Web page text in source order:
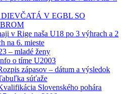
V EGBL SO
v Rige naša U18 po 3 výhrach a 2
na 6. mieste
– mladé ženy
o tíme U2003
zápasov – dátum a výsledok
súťaže
Slovenského pohára